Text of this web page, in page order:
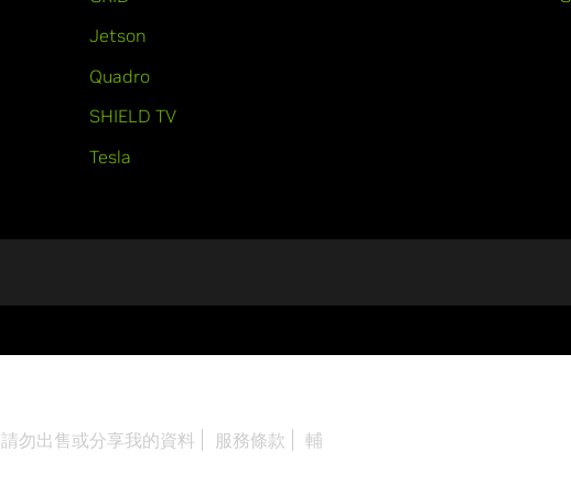
Jetson
Quadro
SHIELD TV
Tesla
請勿出售或分享我的資料 服務條款
輔